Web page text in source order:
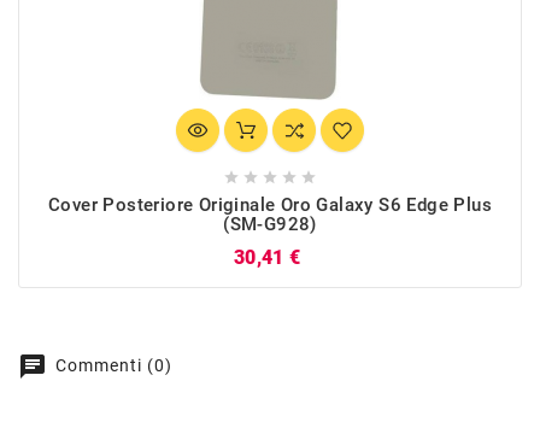
    
Cover Posteriore Originale Oro Galaxy S6 Edge Plus
(SM-G928)
30,41 €
chat Commenti (0)